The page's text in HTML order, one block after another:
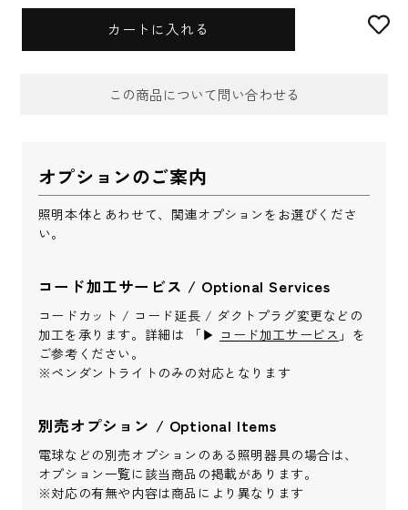
カートに入れる
この商品について問い合わせる
お問合せフォーム
件名 *
お問い合わせ内容
府県をご記入ください。
お名前 *
オプションのご案内
照明本体とあわせて、関連オプションをお選びくださ
い。
コード加工サービス / Optional Services
コードカット / コード延長 / ダクトプラグ変更などの
加工を承ります。詳細は 「▶︎ コード加工サービス 」を
ご参考ください。
※ペンダントライトのみの対応となります
別売オプション / Optional Items
電球などの別売オプションのある照明器具の場合は、
オプション一覧に該当商品の掲載があります。
※対応の有無や内容は商品により異なります